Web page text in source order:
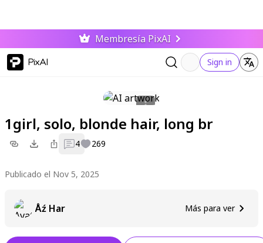
Membresía PixAI
PixAI Sign in
1girl, solo, blonde hair, long br
4 269
Publicado el Nov 5, 2025
Åź Har Más para ver